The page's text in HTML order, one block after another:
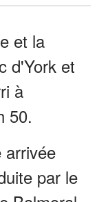
et la
d'York et
à
50.
arrivée
par le